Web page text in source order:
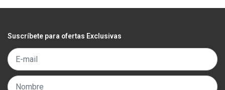
Suscríbete para ofertas Exclusivas